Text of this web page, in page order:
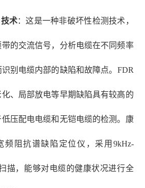
术：这是一种非破坏性检测技术，
的交流信号，分析电缆在不同频率
别电缆内部的缺陷和故障点。 FDR
、局部放电等早期缺陷具有较高的
压配电电缆和无铠电缆的检测。康
频阻抗谱缺陷定位仪，采用9kHz-
描，能够对电缆的健康状况进行全